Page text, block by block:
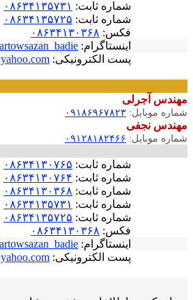
شماره ثابت: ۰۸۶۳۴۱۳۵۷۳۱
شماره ثابت: ۰۸۶۳۴۱۳۵۷۲۵
فکس: ۰۸۶۳۴۱۳۰۳۶۸
اینستاگرام:
پست الکترونیکی:
مهندس آجرلی
شماره موبایل: ۰۹۱۸۶۹۶۷۸۲۳
مهندس نجفی
شماره موبایل: ۰۹۱۲۸۱۸۲۴۶۶
شماره ثابت: ۰۸۶۳۴۱۳۰۷۶۵
شماره ثابت: ۰۸۶۳۴۱۳۰۷۶۴
شماره ثابت: ۰۸۶۳۴۱۳۰۳۶۸
شماره ثابت: ۰۸۶۳۴۱۳۵۷۳۱
شماره ثابت: ۰۸۶۳۴۱۳۵۷۲۵
فکس: ۰۸۶۳۴۱۳۰۳۶۸
اینستاگرام:
پست الکترونیکی: